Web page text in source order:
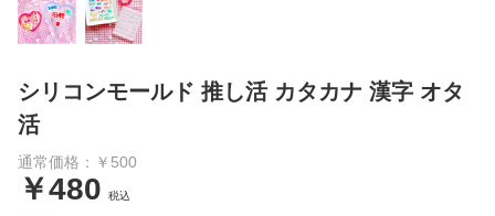
シリコンモールド 推し活 カタカナ 漢字 オタ
活
通常価格：￥500
￥480 税込